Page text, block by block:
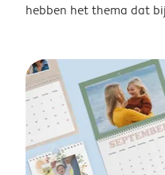
hebben het thema dat